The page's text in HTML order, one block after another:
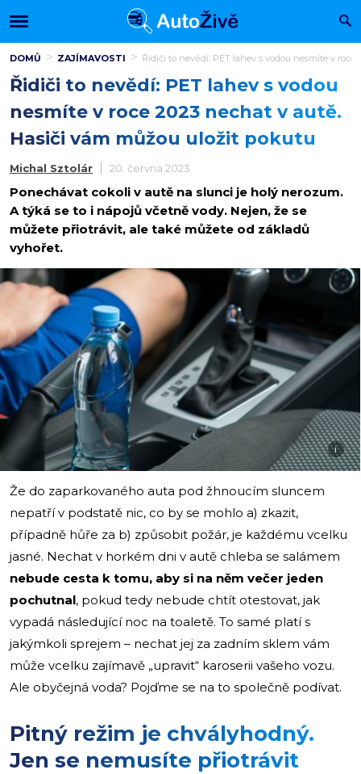
DOMŮ ZAJÍMAVOSTI Řidiči to nevědí: PET lahev s vodou nesmíte v
Řidiči to nevědí: PET lahev s vodou
nesmíte v roce 2023 nechat v autě.
Hasiči vám můžou uložit pokutu
Michal Sztolár 20. června 2023
Ponechávat cokoli v autě na slunci je holý nerozum.
A týká se to i nápojů včetně vody. Nejen, že se
můžete přiotrávit, ale také můžete od základů
vyhořet.
i
Že do zaparkovaného auta pod žhnoucím sluncem
nepatří v podstatě nic, co by se mohlo a) zkazit,
případně hůře za b) způsobit požár, je každému vcelku
jasné. Nechat v horkém dni v autě chleba se salámem
nebude cesta k tomu, aby si na něm večer jeden
pochutnal, pokud tedy nebude chtít otestovat, jak
vypadá následující noc na toaletě. To samé platí s
jakýmkoli sprejem – nechat jej za zadním sklem vám
může vcelku zajímavě „upravit“ karoserii vašeho vozu.
Ale obyčejná voda? Pojďme se na to společně podívat.
Pitný režim je chvályhodný.
Jen se nemusíte přiotrávit